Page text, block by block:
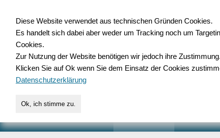
für Handwerk,
Diese Website verwendet aus technischen Gründen Cookies.
Es handelt sich dabei aber weder um Tracking noch um
Cookies.
Zur Nutzung der Website benötigen wir jedoch ihre
Klicken Sie auf Ok wenn Sie dem Einsatz der Cookies
Datenschutzerklärung
Ok, ich stimme zu.